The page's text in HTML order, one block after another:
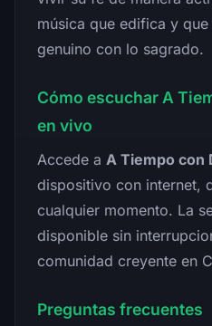
música que edifica y
genuino con lo sagrado.
Cómo escuchar A
en vivo
Accede a A Tiempo con
dispositivo con internet,
cualquier momento. La
disponible sin
comunidad creyente en
Preguntas frecuentes